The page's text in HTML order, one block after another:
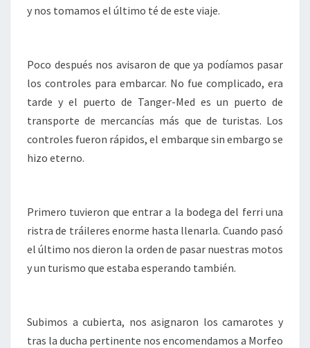
y nos tomamos el último té de este viaje.
Poco después nos avisaron de que ya podíamos pasar
los controles para embarcar. No fue complicado, era
tarde y el puerto de Tanger-Med es un puerto de
transporte de mercancías más que de turistas. Los
controles fueron rápidos, el embarque sin embargo se
hizo eterno.
Primero tuvieron que entrar a la bodega del ferri una
ristra de tráileres enorme hasta llenarla. Cuando pasó
el último nos dieron la orden de pasar nuestras motos
y un turismo que estaba esperando también.
Subimos a cubierta, nos asignaron los camarotes y
tras la ducha pertinente nos encomendamos a Morfeo